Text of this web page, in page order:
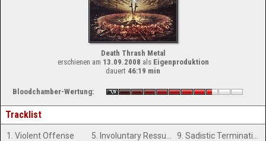
Death Thrash Metal
erschienen am 13.09.2008 als Eigenproduktion
dauert 46:19 min
Bloodchamber-Wertung:
Tracklist
1. Violent Offense